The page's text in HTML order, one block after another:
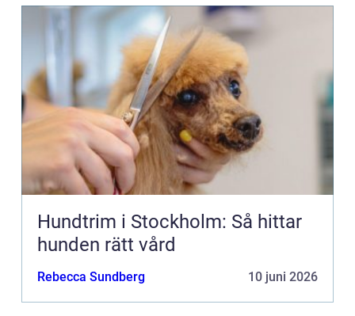
Hundtrim i Stockholm: Så hittar
hunden rätt vård
Rebecca Sundberg 10 juni 2026